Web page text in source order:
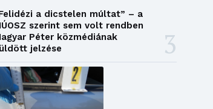
a dicstelen múltat” – a
szerint sem volt rendben
Péter közmédiának
jelzése